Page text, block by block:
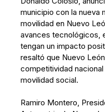
municipio con la nueva
movilidad en Nuevo
avances tecnológicos,
tengan un impacto
resaltó que Nuevo
competitividad
movilidad social.
Ramiro Montero,